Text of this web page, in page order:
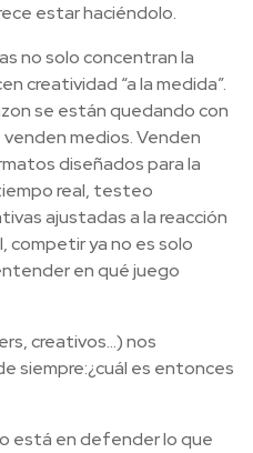
estar haciéndolo.
no solo concentran la
creatividad “a la medida”.
se están quedando con
medios. Venden
diseñados para la
real, testeo
ajustadas a la reacción
competir ya no es solo
en qué juego
creativos...) nos
siempre:¿cuál es entonces
está en defender lo que